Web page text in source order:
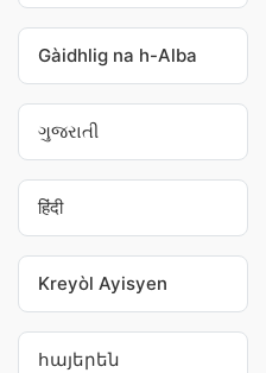
Gàidhlig na h-Alba
ગુજરાતી
हिंदी
Kreyòl Ayisyen
հայերեն